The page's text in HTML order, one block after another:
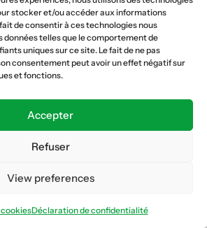
stocker et/ou accéder aux informations
de consentir à ces technologies nous
telles que le comportement de
uniques sur ce site. Le fait de ne pas
consentement peut avoir un effet négatif sur
et fonctions.
Accepter
Refuser
View preferences
Déclaration de confidentialité
civil
Website :